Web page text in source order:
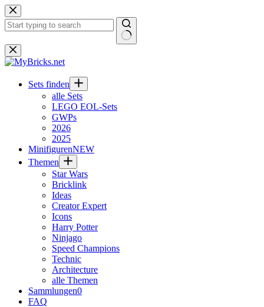
Zum
Inhalt
springen
Keine
Ergebnisse
Sets finden
alle Sets
LEGO EOL-Sets
GWPs
2026
2025
MinifigurenNEW
Themen
Star Wars
Bricklink
Ideas
Creator Expert
Icons
Harry Potter
Ninjago
Speed Champions
Technic
Architecture
alle Themen
Sammlungen0
FAQ